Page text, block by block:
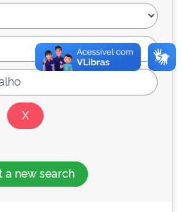
a new search